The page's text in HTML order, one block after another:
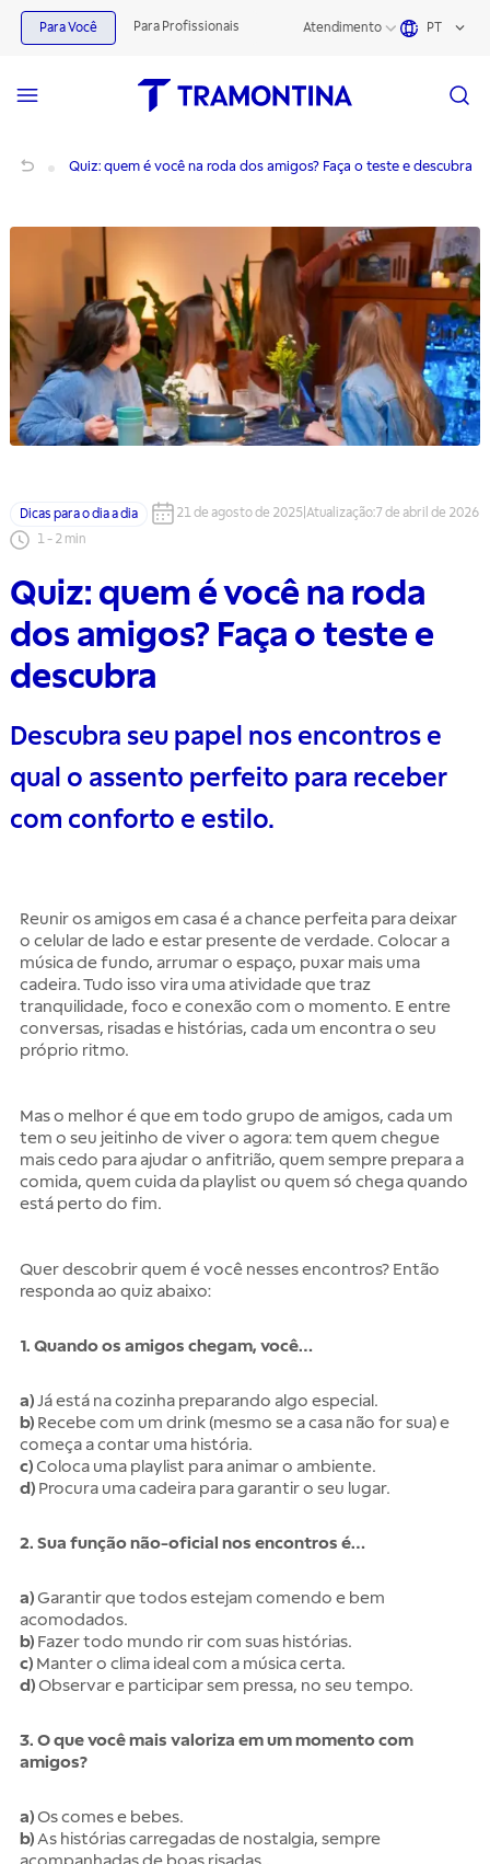
Para Você Para Profissionais Atendimento PT
Quiz: quem é você na roda dos amigos? Faça o teste e descubra
Dicas para o dia a dia 21 de agosto de 2025 Atualização:7 de abril de 2026
1- 2 min
Quiz: quem é você na roda
dos amigos? Faça o teste e
descubra
Descubra seu papel nos encontros e
qual o assento perfeito para receber
com conforto e estilo.
Reunir os amigos em casa é a chance perfeita para deixar
o celular de lado e estar presente de verdade. Colocar a
música de fundo, arrumar o espaço, puxar mais uma
cadeira. Tudo isso vira uma atividade que traz
tranquilidade, foco e conexão com o momento. E entre
conversas, risadas e histórias, cada um encontra o seu
próprio ritmo.
Mas o melhor é que em todo grupo de amigos, cada um
tem o seu jeitinho de viver o agora: tem quem chegue
mais cedo para ajudar o anfitrião, quem sempre prepara a
comida, quem cuida da playlist ou quem só chega quando
está perto do fim.
Quer descobrir quem é você nesses encontros? Então
responda ao quiz abaixo:
1. Quando os amigos chegam, você…
a)Já está na cozinha preparando algo especial.
b) Recebe com um drink (mesmo se a casa não for sua) e
começa a contar uma história.
c) Coloca uma playlist para animar o ambiente.
d) Procura uma cadeira para garantir o seu lugar.
2. Sua função não-oficial nos encontros é…
a) Garantir que todos estejam comendo e bem
acomodados.
b) Fazer todo mundo rir com suas histórias.
c) Manter o clima ideal com a música certa.
d) Observar e participar sem pressa, no seu tempo.
3. O que você mais valoriza em um momento com
amigos?
a) Os comes e bebes.
b)As histórias carregadas de nostalgia, sempre